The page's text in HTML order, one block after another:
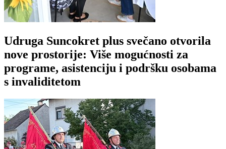
Udruga Suncokret plus svečano otvorila
nove prostorije: Više mogućnosti za
programe, asistenciju i podršku osobama
s invaliditetom